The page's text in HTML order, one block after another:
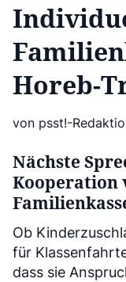
Horeb-
von psst!-
Nächste
Kooperation
Ob
für
dass sie